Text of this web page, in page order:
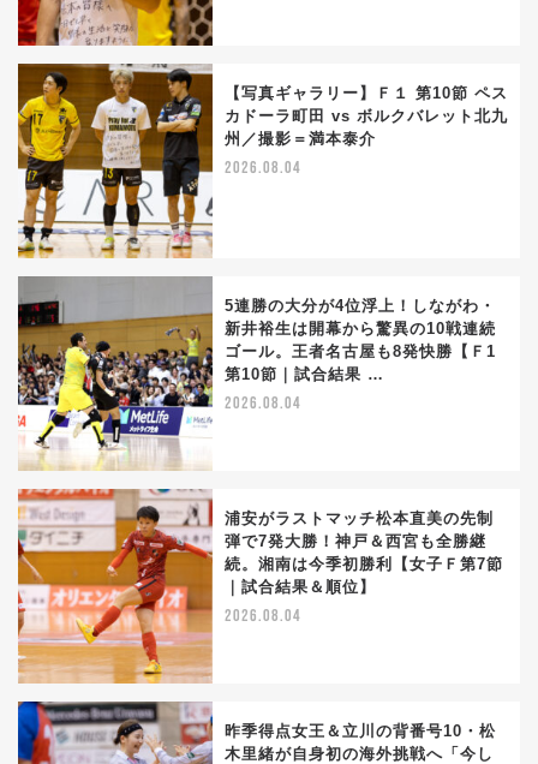
【写真ギャラリー】Ｆ１ 第10節 ペス
カドーラ町田 vs ボルクバレット北九
州／撮影＝満本泰介
2026.08.04
5連勝の大分が4位浮上！しながわ・
新井裕生は開幕から驚異の10戦連続
ゴール。王者名古屋も8発快勝【Ｆ1
第10節｜試合結果 …
2026.08.04
浦安がラストマッチ松本直美の先制
弾で7発大勝！神戸＆西宮も全勝継
続。湘南は今季初勝利【女子Ｆ第7節
｜試合結果＆順位】
2026.08.04
昨季得点女王＆立川の背番号10・松
木里緒が自身初の海外挑戦へ「今し